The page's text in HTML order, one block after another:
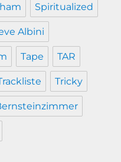
Spiritualized
Albini
Tape TAR
Tricky